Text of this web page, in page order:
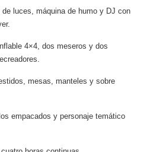
de luces, máquina de humo y DJ con
4×4, dos meseros y dos
mesas, manteles y sobre
empacados y personaje temático